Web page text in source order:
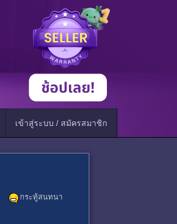
เข้าสู่ระบบ / สมัครสมาชิก
กระทู้สนทนา